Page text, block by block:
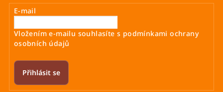
E-mail
Vložením e-mailu souhlasíte s podmínkami ochrany
osobních údajů
Přihlásit se